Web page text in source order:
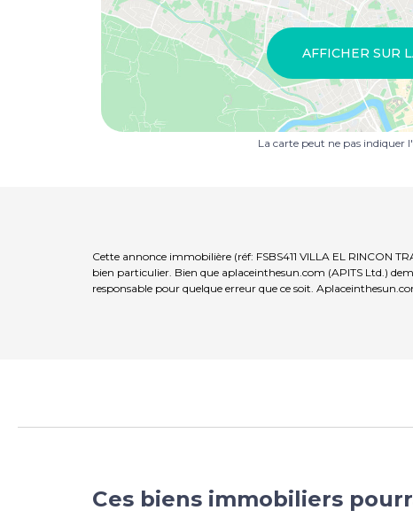
AFFICHER SUR
La carte peut ne pas indiquer
Cette annonce immobilière (réf: FSBS411 VILLA EL RINCON
bien particulier. Bien que aplaceinthesun.com (APITS Ltd.)
responsable pour quelque erreur que ce soit.
Ces biens immobiliers